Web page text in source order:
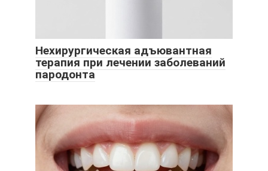
Нехирургическая адъювантная
терапия при лечении заболеваний
пародонта